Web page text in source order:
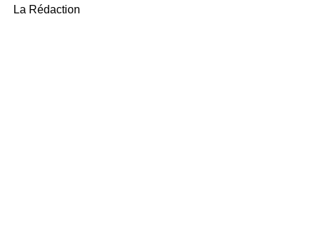
La Rédaction